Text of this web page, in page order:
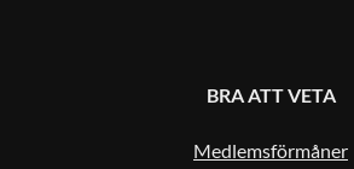
BRA ATT VETA
Medlemsförmåner